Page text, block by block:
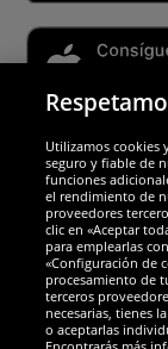
Socios y
Utilizamos cookies
seguro y fiable de
funciones
el rendimiento de
proveedores
clic en «Aceptar
para emplearlas
«Configuración de
procesamiento de
terceros
necesarias, tienes
o aceptarlas